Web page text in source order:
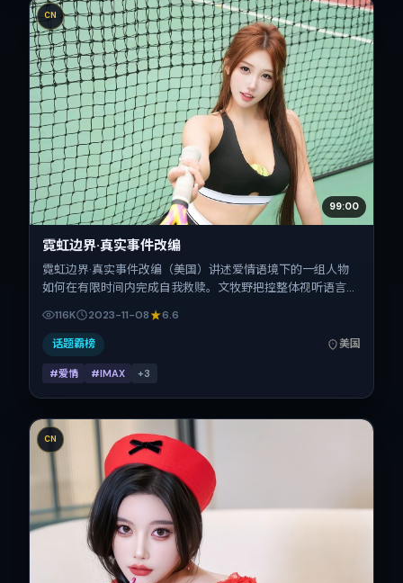
CN
99:00
霓虹边界·真实事件改编
霓虹边界·真实事件改编（美国）讲述爱情语境下的一组人物
如何在有限时间内完成自我救赎。文牧野把控整体视听语言，
孔刘、周迅、汤姆·哈迪、舒淇、杨紫、李秉宪的表演层次丰
富。影片定于 2023-11-08 起陆续登陆院线与网络平台，贺岁
档前后公映，片长172分钟。
116K 2023-11-08 6.6
话题霸榜 美国
#爱情 #IMAX +3
CN